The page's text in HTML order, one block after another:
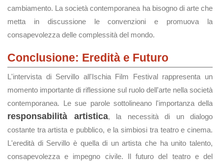
cambiamento. La società contemporanea ha bisogno di arte che
metta in discussione le convenzioni e promuova la
consapevolezza delle complessità del mondo.
Conclusione: Eredità e Futuro
L'intervista di Servillo all'Ischia Film Festival rappresenta un
momento importante di riflessione sul ruolo dell'arte nella società
contemporanea. Le sue parole sottolineano l'importanza della
responsabilità artistica, la necessità di un dialogo
costante tra artista e pubblico, e la simbiosi tra teatro e cinema.
L'eredità di Servillo è quella di un artista che ha unito talento,
consapevolezza e impegno civile. Il futuro del teatro e del